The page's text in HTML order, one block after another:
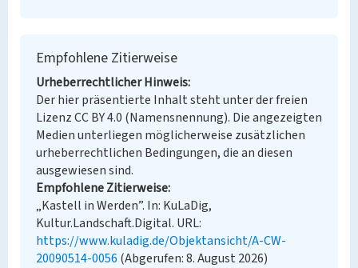
Empfohlene Zitierweise
Urheberrechtlicher Hinweis
Der hier präsentierte Inhalt steht unter der freien
Lizenz CC BY 4.0 (Namensnennung). Die angezeigten
Medien unterliegen möglicherweise zusätzlichen
urheberrechtlichen Bedingungen, die an diesen
ausgewiesen sind.
Empfohlene Zitierweise
„Kastell in Werden”. In: KuLaDig,
Kultur.Landschaft.Digital. URL:
https://www.kuladig.de/Objektansicht/A-CW-
20090514-0056 (Abgerufen: 8. August 2026)